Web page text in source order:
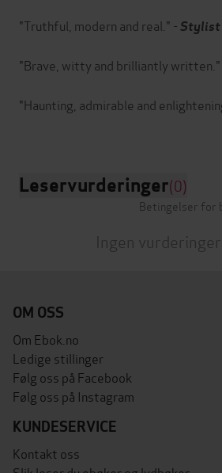
"Truthful, modern and real." - Stylist
"Brave, witty and brilliantly written."
"Haunting, admirable and
Leservurderinger(0)
Betingelser for
Ingen
OM OSS
Om Ebok.no
Ledige stillinger
Følg oss på Facebook
Følg oss på Instagram
KUNDESERVICE
Kontakt oss